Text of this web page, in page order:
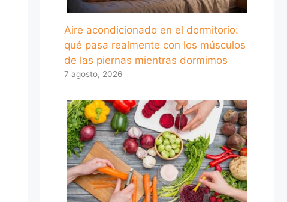
Aire acondicionado en el dormitorio:
qué pasa realmente con los músculos
de las piernas mientras dormimos
7 agosto, 2026